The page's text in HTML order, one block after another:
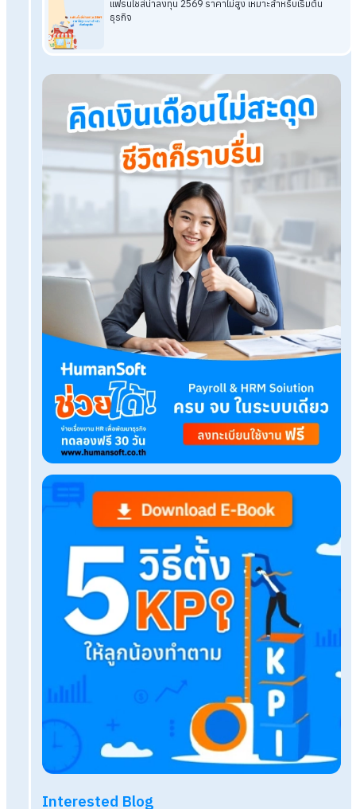
อ่านบทความที่เกี่ยวข้องเพิ่มเติม
แฟรนไชส์น่าลงทุน 2569 ราคาไม่สูง เหมาะสำหรับเริ่มต้นธุรกิจ
รวม 10 อาชีพเสริมเพิ่มรายได้หลังเลิกงาน ถูกใจมนุษย์เงินเดื
รู้จักกับ ภ.ง.ด.90, ภ.ง.ด.91 และขั้นตอนการยื่นภาษีออนไลน์
ประกาศ! กรมสรรพากรขยายระยะเวลายื่นแบบภาษีออนไลน์จ
HumanSoft Payroll & HR Solution
Try Free 30 days All HR's functions
Free setup service. No expenses at all. Dismiss at any time.
Try it free
Related Blog
บริการหลังการขายที่ดี ช่วยสร้างความแตกต่างให้ธุ
อย่างไร?
ลูกจ้างพาพ่อแม่ไปหาหมอที่โรงพยาบาล ใช้ลาอะไร ล
ไหม?